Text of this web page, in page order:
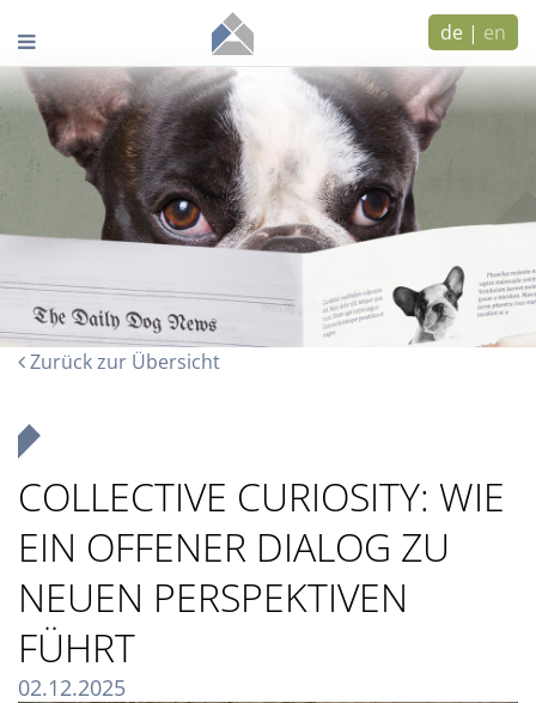
de | en
Zurück zur Übersicht
COLLECTIVE CURIOSITY: WIE
EIN OFFENER DIALOG ZU
NEUEN PERSPEKTIVEN
FÜHRT
02.12.2025